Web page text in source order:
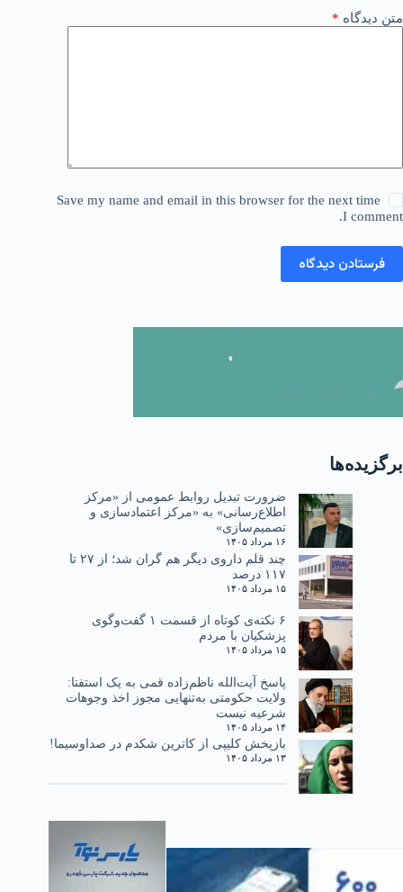
متن دیدگاه *
Save my name and email in this browser for the next time
I comment.
فرستادن دیدگاه
برگزیده‌ها
ضرورت تبدیل روابط عمومی از «مرکز
اطلاع‌رسانی» به «مرکز اعتمادسازی و
تصمیم‌سازی»
۱۶ مرداد ۱۴۰۵
چند قلم داروی دیگر هم گران شد؛ از ۲۷ تا
۱۱۷ درصد
۱۵ مرداد ۱۴۰۵
۶ نکته‌ی کوتاه از قسمت ۱ گفت‌وگوی
پزشکیان با مردم
۱۵ مرداد ۱۴۰۵
پاسخ آیت‌الله ناظم‌زاده قمی به یک استفتا:
ولایت حکومتی به‌تنهایی مجوز اخذ وجوهات
شرعیه نیست
۱۴ مرداد ۱۴۰۵
بازپخش کلیپی از کاترین شکدم در صداوسیما!
۱۳ مرداد ۱۴۰۵